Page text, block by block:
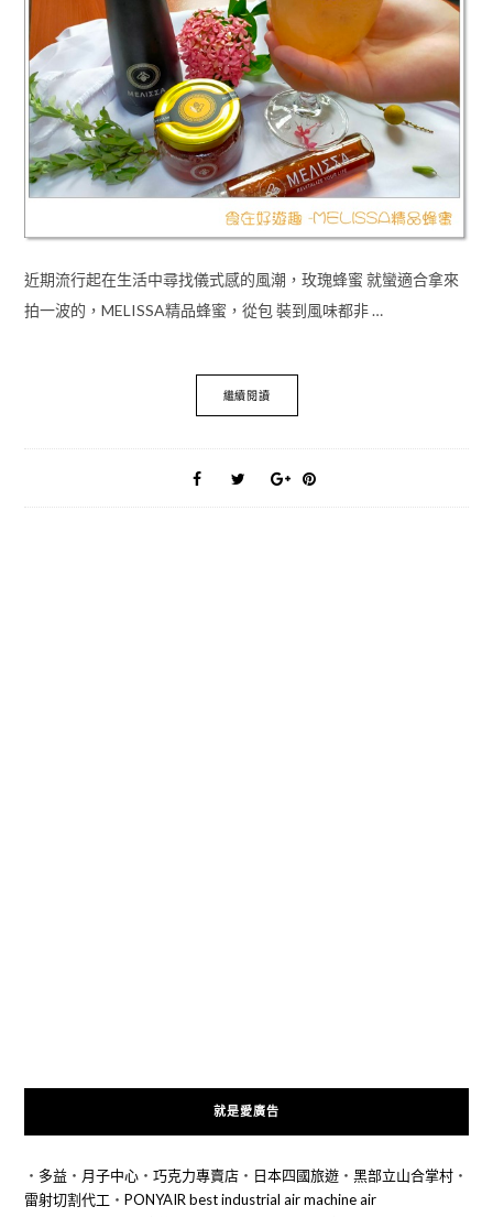
近期流行起在生活中尋找儀式感的風潮，玫瑰蜂蜜 就蠻適合拿來
拍一波的，MELISSA精品蜂蜜，從包 裝到風味都非 …
繼續閱讀
就是愛廣告
‧ 多益‧ 月子中心‧ 巧克力專賣店‧ 日本四國旅遊‧ 黑部立山合掌村‧
雷射切割代工 ‧ PONYAIR best industrial air machine air